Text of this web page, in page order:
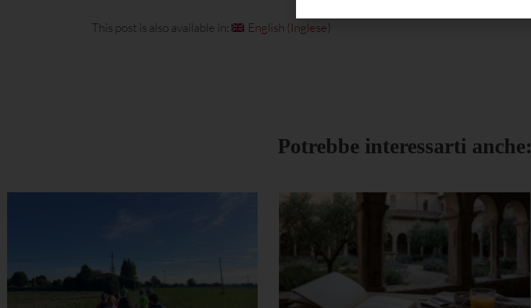
This post is also available in: English (Inglese)
Potrebbe interessarti anche: